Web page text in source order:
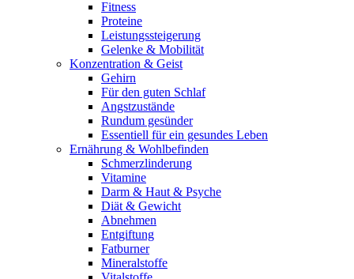
Fitness
Proteine
Leistungssteigerung
Gelenke & Mobilität
Konzentration & Geist
Gehirn
Für den guten Schlaf
Angstzustände
Rundum gesünder
Essentiell für ein gesundes Leben
Ernährung & Wohlbefinden
Schmerzlinderung
Vitamine
Darm & Haut & Psyche
Diät & Gewicht
Abnehmen
Entgiftung
Fatburner
Mineralstoffe